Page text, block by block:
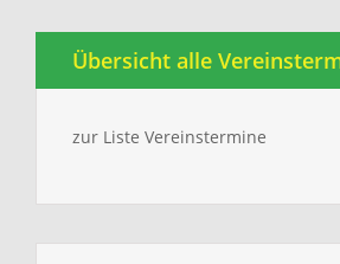
Übersicht alle
zur Liste Vereinstermine